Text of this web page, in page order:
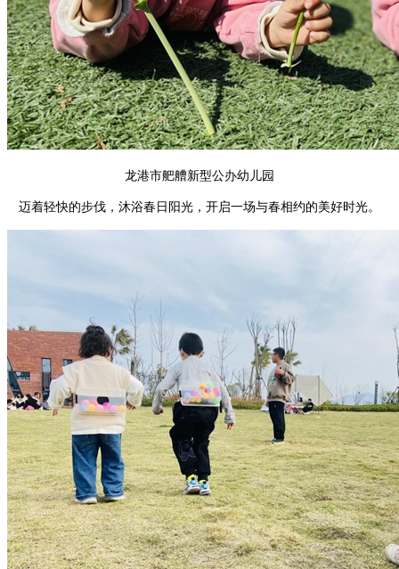
龙港市舥艚新型公办幼儿园
迈着轻快的步伐，沐浴春日阳光，开启一场与春相约的美好时光。